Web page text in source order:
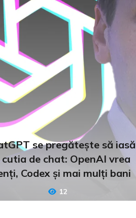
se pregătește să iasă
cutia de chat: OpenAI vrea
Codex și mai mulți bani
12